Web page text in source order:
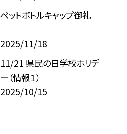
ペットボトルキャップ御礼
2025/11/18
11/21 県民の日学校ホリデ
ー（情報１）
2025/10/15